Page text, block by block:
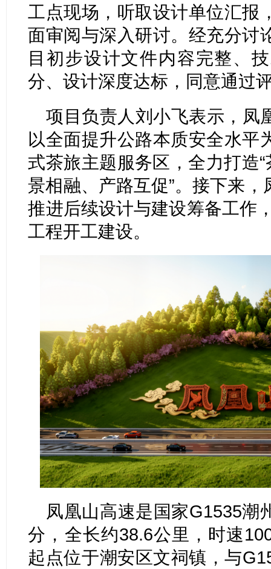
工点现场，听取设计单位汇报
面审阅与深入研讨。经充分讨
目初步设计文件内容完整、
分、设计深度达标，同意通过
项目负责人刘小飞表示，凤
以全面提升公路本质安全水平
式茶旅主题服务区，全力打造
景相融、产路互促”。接下来
推进后续设计与建设筹备工作
工程开工建设。
凤凰山高速是国家G1535潮
分，全长约38.6公里，时速
起点位于潮安区文祠镇，与